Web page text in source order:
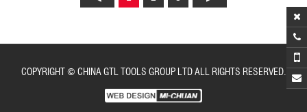
COPYRIGHT © CHINA GTL TOOLS GROUP LTD ALL RIGHTS RESERVED.